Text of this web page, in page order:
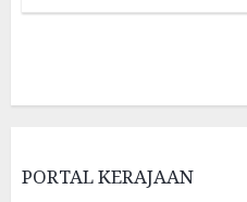
PORTAL KERAJAAN